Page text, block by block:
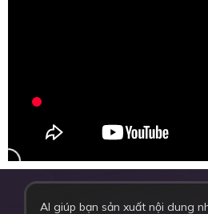
AI giúp bạn sản xuất nội dung